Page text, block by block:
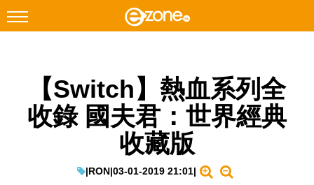
Facebook Instagram
科技焦點
【Switch】熱血系列全
收錄 國夫君：世界經典
收藏版
|RON|03-01-2019 21:01|